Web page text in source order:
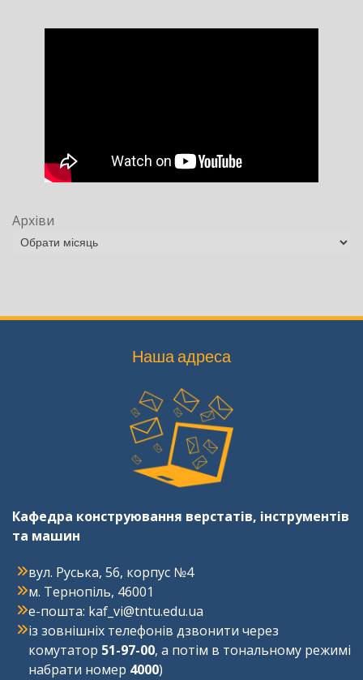
Архіви
Наша адреса
Кафедра конструювання верстатів, інструментів
та машин
вул. Руська, 56, корпус №4
м. Тернопіль, 46001
e-пошта: kaf_vi@tntu.edu.ua
із зовнішніх телефонів дзвонити через
комутатор 51-97-00, а потім в тональному режимі
набрати номер 4000)